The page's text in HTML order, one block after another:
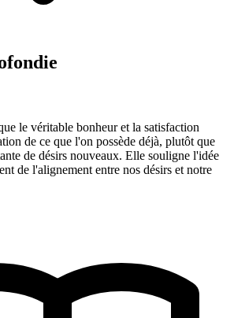
le véritable bonheur et la satisfaction
de ce que l'on possède déjà, plutôt que
de désirs nouveaux. Elle souligne l'idée
de l'alignement entre nos désirs et notre